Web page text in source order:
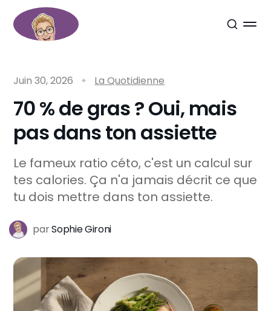
Juin 30, 2026 La Quotidienne
70 % de gras ? Oui, mais
pas dans ton assiette
Le fameux ratio céto, c'est un calcul sur
tes calories. Ça n'a jamais décrit ce que
tu dois mettre dans ton assiette.
parSophie Gironi